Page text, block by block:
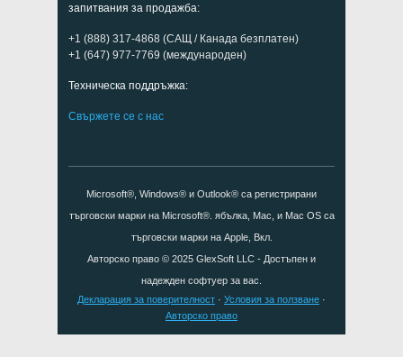
запитвания за продажба:
+1 (888) 317-4868 (САЩ / Канада безплатен)
+1 (647) 977-7769 (международен)
Техническа поддръжка:
Свържете се с нас
Microsoft®, Windows® и Outlook® са регистрирани
търговски марки на Microsoft®. ябълка, Mac, и Mac OS са
търговски марки на Apple, Вкл.
Авторско право © 2025 GlexSoft LLC - Достъпен и
надежден софтуер за вас.
Декларация за поверителност · Условия за ползване ·
Авторско право